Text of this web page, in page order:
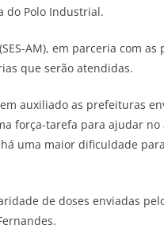
do Polo Industrial.
AM), em parceria com
que serão atendidas.
auxiliado as prefeituras
força-tarefa para ajudar no
uma maior dificuldade
de doses enviadas